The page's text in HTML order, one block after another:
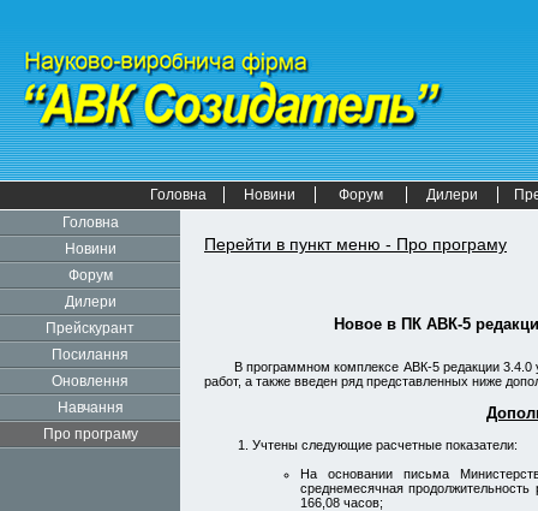
Головна Новини Форум Дилери
Головна
Новини
Форум
Дилери
Прейскурант
Посилання
Оновлення
Навчання
Про програму
Перейти в пункт меню - Про програму
Новое в ПК АВК-5
В программном комплексе АВК-5 редакции
работ, а также введен ряд представленных ниже
Учтены следующие расчетные показатели:
На основании письма
среднемесячная
166,08 часов;